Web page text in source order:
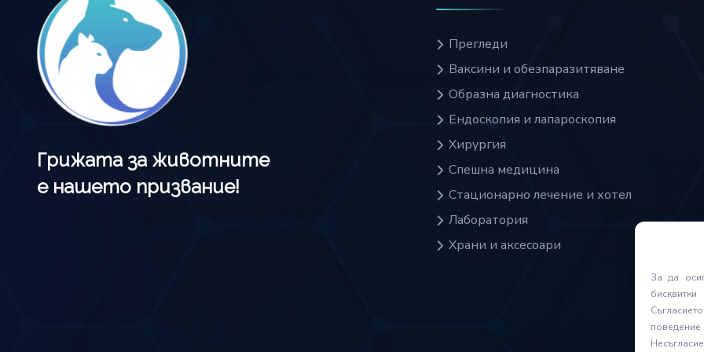
За да
Грижата за животните
е нашето призвание!
Прегледи
Ваксини и обезпаразитяване
Образна диагностика
Ендоскопия и лапароскопия
Хирургия
Спешна медицина
Стационарно лечение и хотел
Лаборатория
Храни и аксесоари